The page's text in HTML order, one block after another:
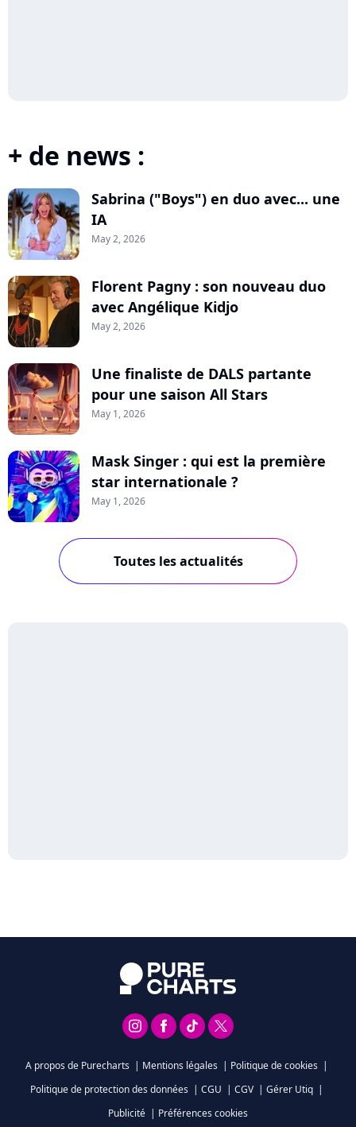
+ de news :
Sabrina ("Boys") en duo avec... une
IA
May 2, 2026
Florent Pagny : son nouveau duo
avec Angélique Kidjo
May 2, 2026
Une finaliste de DALS partante
pour une saison All Stars
May 1, 2026
Mask Singer : qui est la première
star internationale ?
May 1, 2026
Toutes les actualités
A propos de Purecharts | Mentions légales | Politique de cookies |
Politique de protection des données | CGU | CGV | Gérer Utiq |
Publicité | Préférences cookies